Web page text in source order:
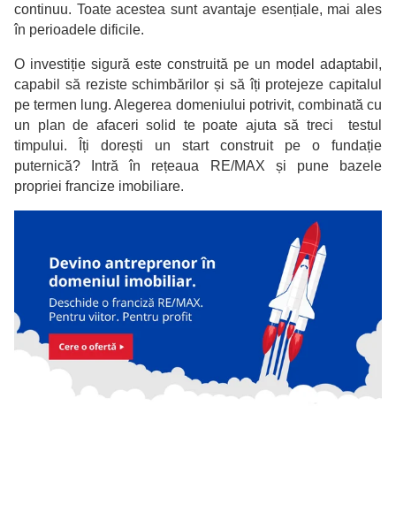
continuu. Toate acestea sunt avantaje esențiale, mai ales
în perioadele dificile.
O investiție sigură este construită pe un model adaptabil,
capabil să reziste schimbărilor și să îți protejeze capitalul
pe termen lung. Alegerea domeniului potrivit, combinată cu
un plan de afaceri solid te poate ajuta să treci testul
timpului. Îți dorești un start construit pe o fundație
puternică? Intră în rețeaua RE/MAX și pune bazele
propriei francize imobiliare.